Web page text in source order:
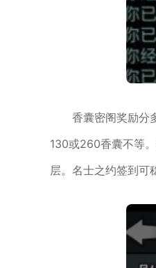
香囊密阁奖励分
130或260香囊不等
层。名士之约签到可